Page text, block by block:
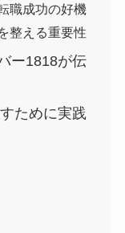
職成功の好機
整える重要性
ー1818が伝
ために実践